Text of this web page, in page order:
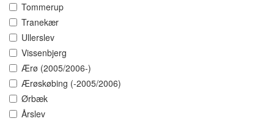
Tommerup
Tranekær
Ullerslev
Vissenbjerg
Ærø (2005/2006-)
Ærøskøbing (-2005/2006)
Ørbæk
Årslev